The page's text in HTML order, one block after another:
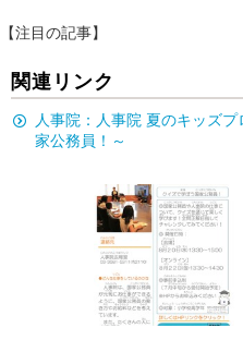
【注目の記事】
関連リンク
人事院：人事院 夏のキッズ
家公務員！～